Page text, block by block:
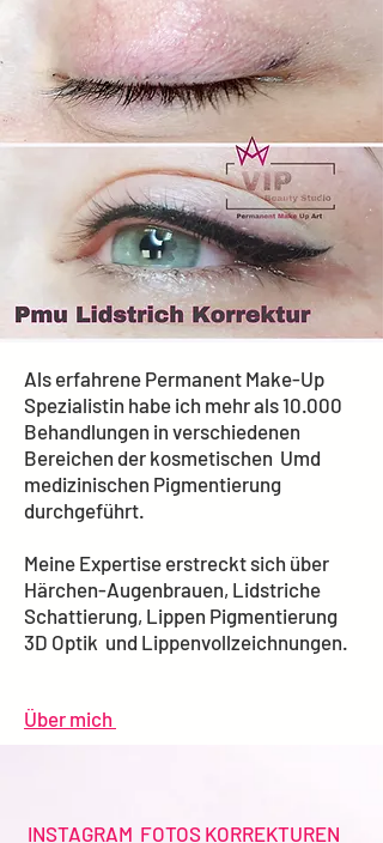
Als erfahrene Permanent Make-Up
Spezialistin habe ich mehr als 10.000
Behandlungen in verschiedenen
Bereichen der kosmetischen Umd
medizinischen Pigmentierung
durchgeführt.
Meine Expertise erstreckt sich über
Härchen-Augenbrauen, Lidstriche
Schattierung, Lippen Pigmentierung
3D Optik und Lippenvollzeichnungen.
Über mich
INSTAGRAM FOTOS KORREKTUREN